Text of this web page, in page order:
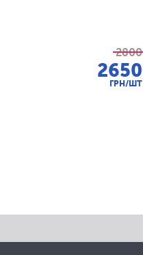
2800
2650
ГРН/ШТ